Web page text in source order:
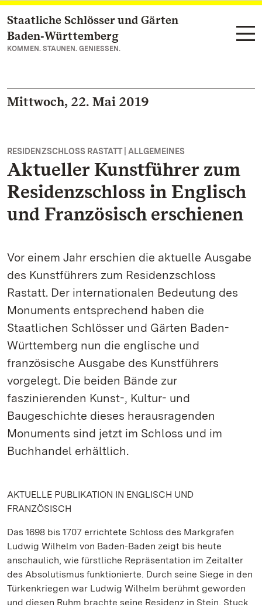
Zum Hauptinhalt springen
Staatliche Schlösser und Gärten
Baden‑Württemberg
KOMMEN. STAUNEN. GENIESSEN.
Mittwoch, 22. Mai 2019
RESIDENZSCHLOSS RASTATT | ALLGEMEINES
Aktueller Kunstführer zum
Residenzschloss in Englisch
und Französisch erschienen
Vor einem Jahr erschien die aktuelle Ausgabe
des Kunstführers zum Residenzschloss
Rastatt. Der internationalen Bedeutung des
Monuments entsprechend haben die
Staatlichen Schlösser und Gärten Baden-
Württemberg nun die englische und
französische Ausgabe des Kunstführers
vorgelegt. Die beiden Bände zur
faszinierenden Kunst-, Kultur- und
Baugeschichte dieses herausragenden
Monuments sind jetzt im Schloss und im
Buchhandel erhältlich.
AKTUELLE PUBLIKATION IN ENGLISCH UND
FRANZÖSISCH
Das 1698 bis 1707 errichtete Schloss des Markgrafen
Ludwig Wilhelm von Baden-Baden zeigt bis heute
anschaulich, wie fürstliche Repräsentation im Zeitalter
des Absolutismus funktionierte. Durch seine Siege in den
Türkenkriegen war Ludwig Wilhelm berühmt geworden
und diesen Ruhm brachte seine Residenz in Stein, Stuck